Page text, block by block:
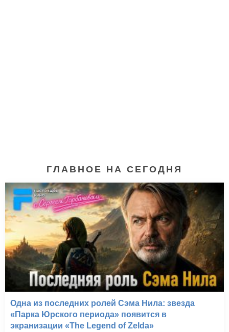
Перед рассветом
(1995)
ГЛАВНОЕ НА СЕГОДНЯ
Одна из последних ролей Сэма Нила: звезда
«Парка Юрского периода» появится в
экранизации «The Legend of Zelda»